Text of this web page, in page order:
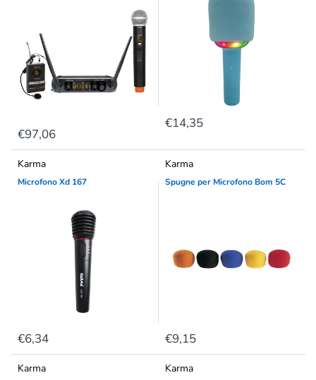
€97,06
€14,35
Karma
Microfono Xd 167
€6,34
Karma
Spugne per Microfono Bom 5C
€9,15
Karma Karma